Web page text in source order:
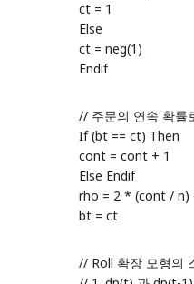
ct = 1
Else
ct = neg(1)
Endif
// 주문의 연속 확률
If (bt == ct) Then
cont = cont + 1
Else Endif
rho = 2 * (cont / n)
bt = ct
// Roll 확장 모형의